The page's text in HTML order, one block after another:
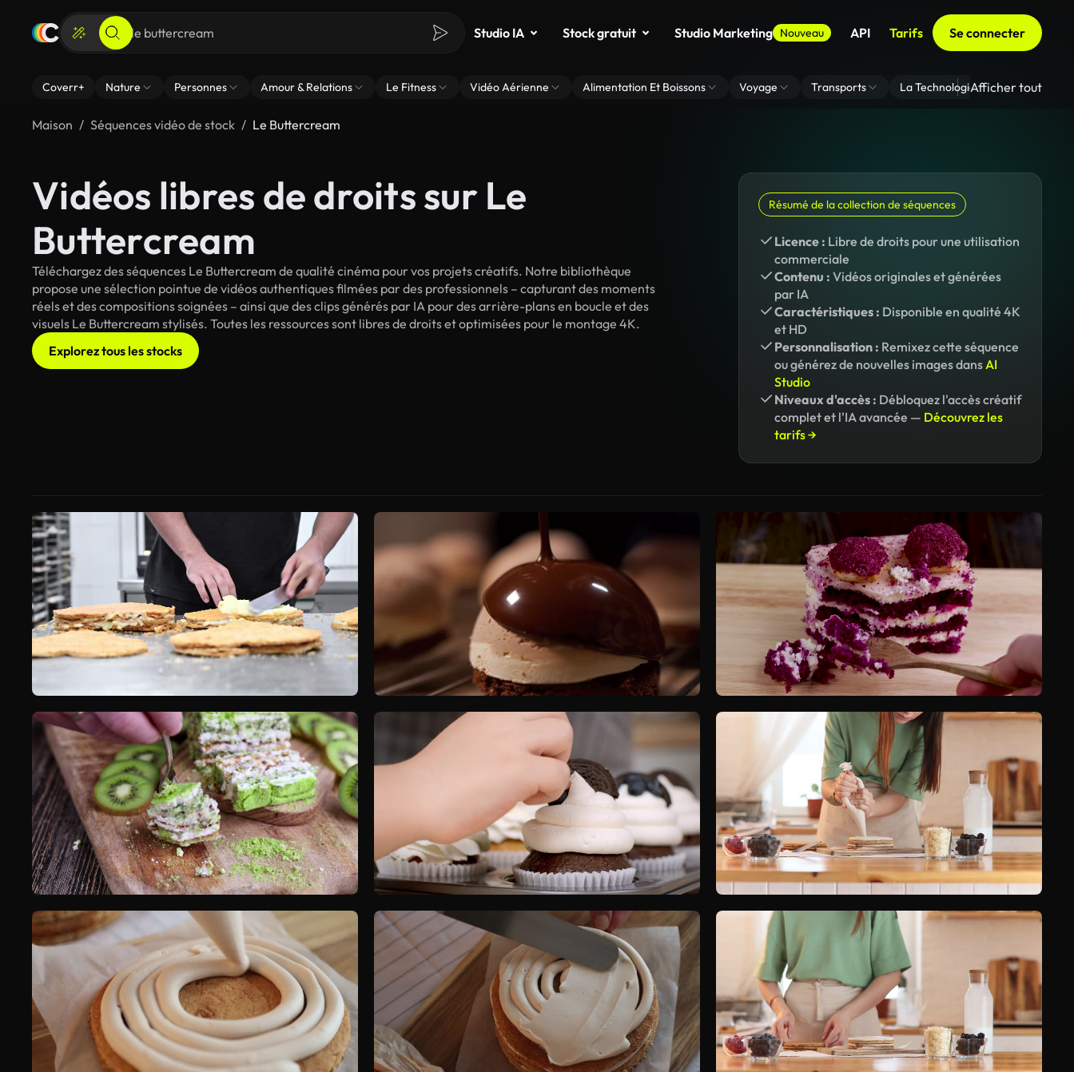
Studio IA Stock gratuit Studio Marketing Nouveau API Tarifs Se connecter
Coverr+ Nature Personnes Amour & Relations Le Fitness Vidéo Aérienne Alimentation Et Boissons Voyage Transports La Technologie Zoom En
Afficher tout
Maison Séquences vidéo de stock Le Buttercream
Vidéos libres de droits sur Le
Buttercream
Téléchargez des séquences Le Buttercream de qualité cinéma pour vos projets créatifs. Notre bibliothèque
propose une sélection pointue de vidéos authentiques filmées par des professionnels – capturant des moments
réels et des compositions soignées – ainsi que des clips générés par IA pour des arrière-plans en boucle et des
visuels Le Buttercream stylisés. Toutes les ressources sont libres de droits et optimisées pour le montage 4K.
Explorez tous les stocks
Résumé de la collection de séquences
Licence : Libre de droits pour une utilisation
commerciale
Contenu : Vidéos originales et générées
par IA
Caractéristiques : Disponible en qualité 4K
et HD
Personnalisation : Remixez cette séquence
ou générez de nouvelles images dansAI
Studio
Niveaux d'accès : Débloquez l'accès créatif
complet et l'IA avancée — Découvrez les
tarifs →